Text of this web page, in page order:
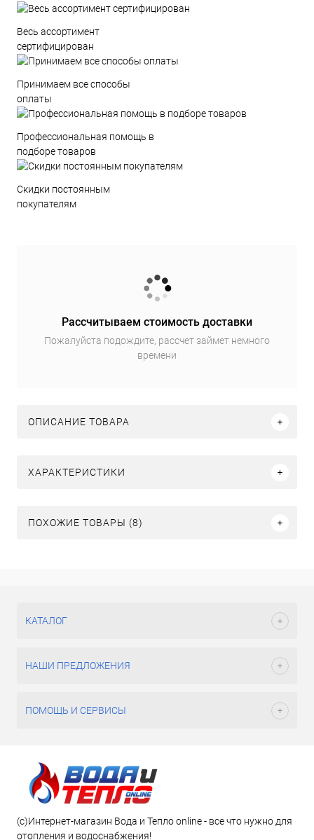
Весь ассортимент
сертифицирован
Принимаем все способы
оплаты
Профессиональная помощь в
подборе товаров
Скидки постоянным
покупателям
Рассчитываем стоимость доставки
Пожалуйста подождите, рассчет займет немного
времени
ОПИСАНИЕ ТОВАРА
ХАРАКТЕРИСТИКИ
ПОХОЖИЕ ТОВАРЫ (8)
КАТАЛОГ
НАШИ ПРЕДЛОЖЕНИЯ
ПОМОЩЬ И СЕРВИСЫ
(c)Интернет-магазин Вода и Тепло online - все что нужно для
отопления и водоснабжения!